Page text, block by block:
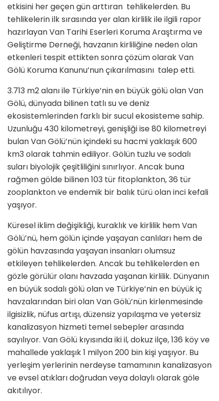
etkisini her geçen gün arttıran tehlikelerden. Bu
tehlikelerin ilk sırasında yer alan kirlilik ile ilgili rapor
hazırlayan Van Tarihi Eserleri Koruma Araştırma ve
Geliştirme Derneği, havzanın kirliliğine neden olan
etkenleri tespit ettikten sonra çözüm olarak Van
Gölü Koruma Kanunu’nun çıkarılmasını talep etti.
3.713 m2 alanı ile Türkiye’nin en büyük gölü olan Van
Gölü, dünyada bilinen tatlı su ve deniz
ekosistemlerinden farklı bir sucul ekosisteme sahip.
Uzunluğu 430 kilometreyi, genişliği ise 80 kilometreyi
bulan Van Gölü’nün içindeki su hacmi yaklaşık 600
km3 olarak tahmin ediliyor. Gölün tuzlu ve sodalı
suları biyolojik çeşitliliğini sınırlıyor. Ancak buna
rağmen gölde bilinen 103 tür fitoplankton, 36 tür
zooplankton ve endemik bir balık türü olan inci kefali
yaşıyor.
Küresel iklim değişikliği, kuraklık ve kirlilik hem Van
Gölü’nü, hem gölün içinde yaşayan canlıları hem de
gölün havzasında yaşayan insanları olumsuz
etkileyen tehlikelerden. Ancak bu tehlikelerden en
gözle görülür olanı havzada yaşanan kirlilik. Dünyanın
en büyük sodalı gölü olan ve Türkiye’nin en büyük iç
havzalarından biri olan Van Gölü’nün kirlenmesinde
ilgisizlik, nüfus artışı, düzensiz yapılaşma ve yetersiz
kanalizasyon hizmeti temel sebepler arasında
sayılıyor. Van Gölü kıyısında iki il, dokuz ilçe, 136 köy ve
mahallede yaklaşık 1 milyon 200 bin kişi yaşıyor. Bu
yerleşim yerlerinin nerdeyse tamamının kanalizasyon
ve evsel atıkları doğrudan veya dolaylı olarak göle
akıtılıyor.